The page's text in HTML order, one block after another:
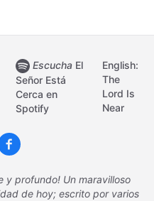
EscuchaEl
Señor Está
Cerca en
Spotify
English:
The
Lord Is
Near
y profundo! Un maravilloso
de hoy; escrito por varios